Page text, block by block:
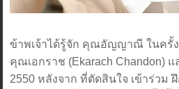
ข้าพเจ้าได้รู้จัก คุณอัญญาณี ในครั้
คุณเอกราช (Ekarach Chandon) แ
2550 หลังจาก ที่ตัดสินใจ เข้าร่วม